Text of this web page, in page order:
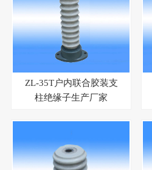
ZL-35T户内联合胶装支
柱绝缘子生产厂家